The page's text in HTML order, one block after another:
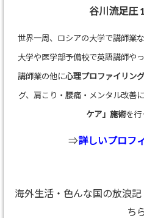
谷川流足圧
世界一周、ロシアの大学で講師業
大学や医学部予備校で英語講師や
講師業の他に心理プロファイリング
グ、肩こり・腰痛・メンタル改善
ケア」施術を行
⇒詳しいプロフ
海外生活・色んな国の放浪
ち